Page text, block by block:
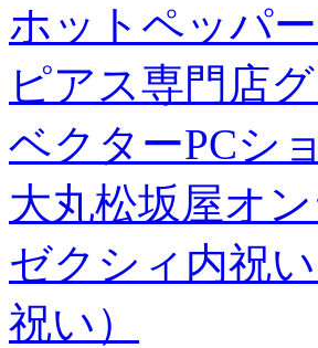
ホットペッパ
ピアス専門店
ベクターPCシ
大丸松坂屋オ
ゼクシィ内祝
祝い）